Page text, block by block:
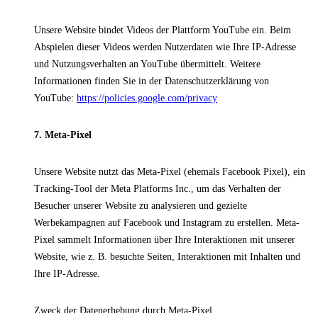
Unsere Website bindet Videos der Plattform YouTube ein. Beim
Abspielen dieser Videos werden Nutzerdaten wie Ihre IP-Adresse
und Nutzungsverhalten an YouTube übermittelt. Weitere
Informationen finden Sie in der Datenschutzerklärung von
YouTube: https://policies.google.com/privacy
7. Meta-Pixel
Unsere Website nutzt das Meta-Pixel (ehemals Facebook Pixel), ein
Tracking-Tool der Meta Platforms Inc., um das Verhalten der
Besucher unserer Website zu analysieren und gezielte
Werbekampagnen auf Facebook und Instagram zu erstellen. Meta-
Pixel sammelt Informationen über Ihre Interaktionen mit unserer
Website, wie z. B. besuchte Seiten, Interaktionen mit Inhalten und
Ihre IP-Adresse.
Zweck der Datenerhebung durch Meta-Pixel